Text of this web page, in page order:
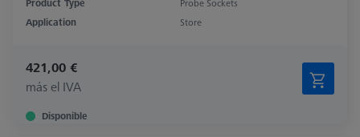
Product Type
Probe Sockets
Application
Store
421,00 €
más el IVA
Disponible